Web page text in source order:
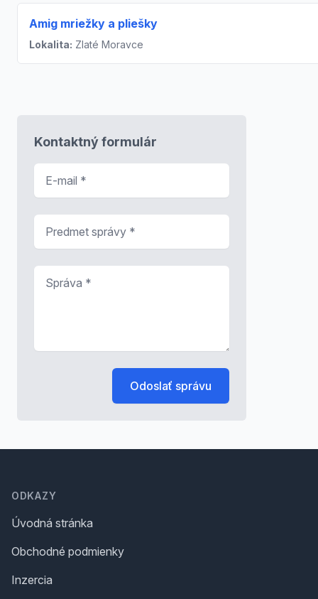
Amig mriežky a pliešky
Lokalita: Zlaté Moravce
Kontaktný formulár
Odoslať správu
ODKAZY
Úvodná stránka
Obchodné podmienky
Inzercia